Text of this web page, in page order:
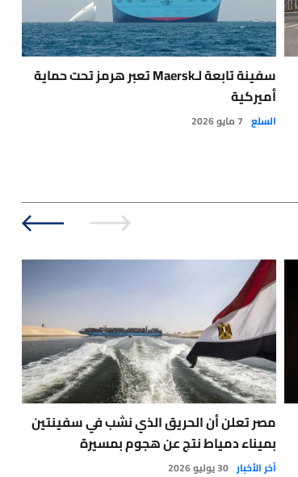
سفينة تابعة لـMaersk تعبر هرمز تحت حماية
أميركية
السلع 7 مايو 2026
مصر تعلن أن الحريق الذي نشب في سفينتين
بميناء دمياط نتج عن هجوم بمسيرة
آخر الأخبار 30 يوليو 2026